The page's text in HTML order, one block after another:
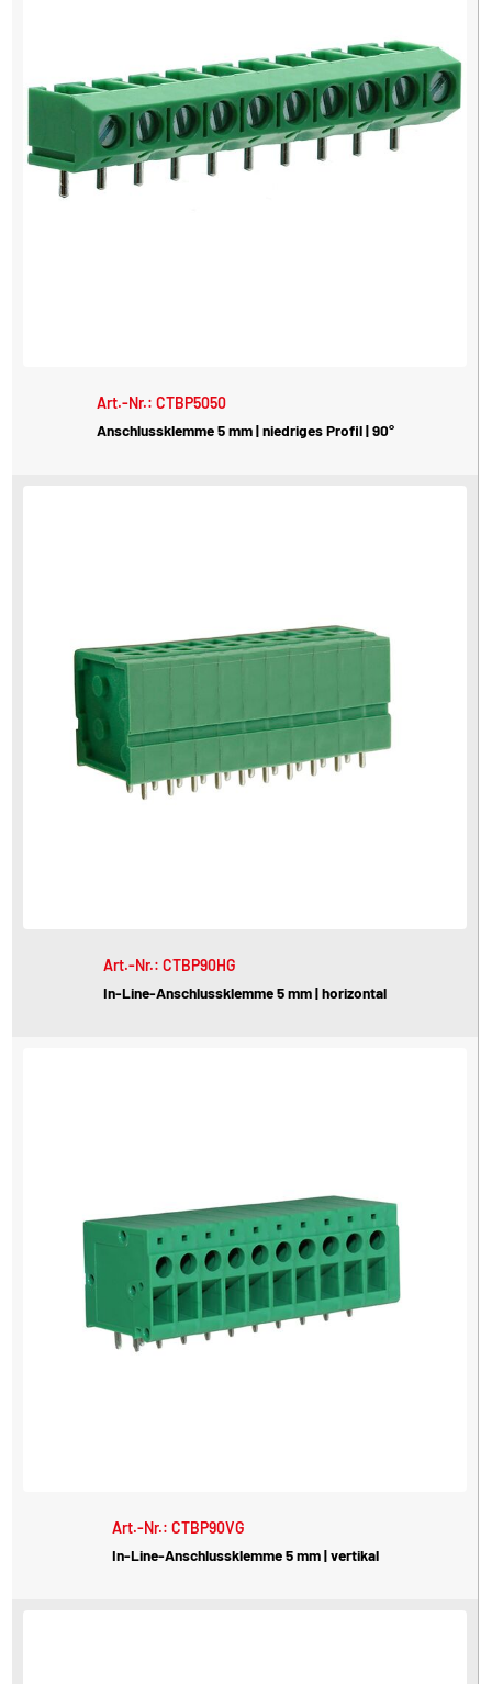
Art.-Nr.: CTBP5050
Anschlussklemme 5 mm | niedriges Profil | 90°
Art.-Nr.: CTBP90HG
In-Line-Anschlussklemme 5 mm | horizontal
Art.-Nr.: CTBP90VG
In-Line-Anschlussklemme 5 mm | vertikal